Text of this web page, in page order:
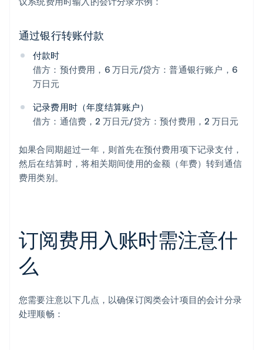
通过银行转账付款
付款时
借方：预付费用，6 万日元/贷方：普通银行账户，6
万日元
记录费用时（年度结算账户）
借方：通信费，2 万日元/贷方：预付费用，2 万日元
如果合同期超过一年，则首先在预付费用项下记录支付，
然后在结算时，将相关期间使用的金额（年费）转到通信
费用类别。
订阅费用入账时需注意什
么
您需要注意以下几点，以确保订阅类会计项目的会计分录
处理顺畅：